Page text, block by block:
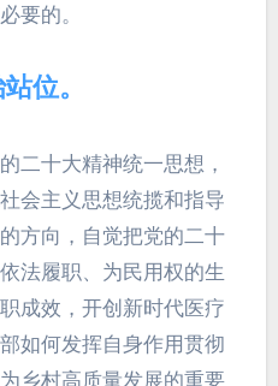
要的。
位。
二十大精神统一思想，
会主义思想统揽和指导
方向，自觉把党的二十
法履职、为民用权的生
成效，开创新时代医疗
如何发挥自身作用贯彻
乡村高质量发展的重要